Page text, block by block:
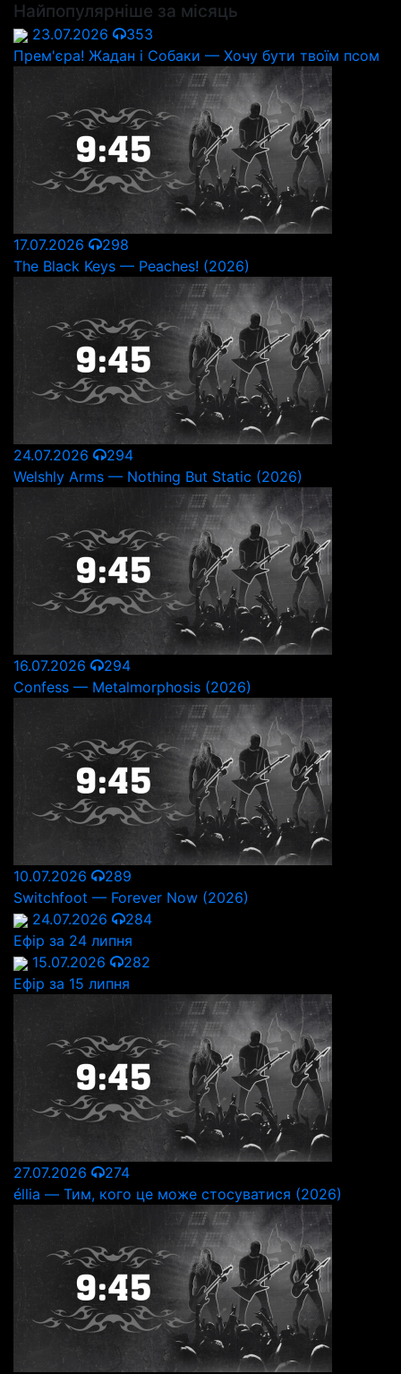
Найпопулярніше за місяць
23.07.2026
353
Прем'єра! Жадан і Собаки — Хочу бути твоїм псом
17.07.2026
298
The Black Keys — Peaches! (2026)
24.07.2026
294
Welshly Arms — Nothing But Static (2026)
16.07.2026
294
Confess — Metalmorphosis (2026)
10.07.2026
289
Switchfoot — Forever Now (2026)
24.07.2026
284
Ефір за 24 липня
15.07.2026
282
Ефір за 15 липня
27.07.2026
274
éllia — Тим, кого це може стосуватися (2026)